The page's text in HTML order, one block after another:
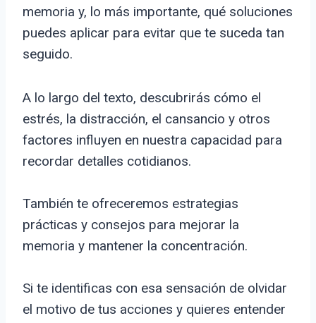
memoria y, lo más importante, qué soluciones
puedes aplicar para evitar que te suceda tan
seguido.
A lo largo del texto, descubrirás cómo el
estrés, la distracción, el cansancio y otros
factores influyen en nuestra capacidad para
recordar detalles cotidianos.
También te ofreceremos estrategias
prácticas y consejos para mejorar la
memoria y mantener la concentración.
Si te identificas con esa sensación de olvidar
el motivo de tus acciones y quieres entender